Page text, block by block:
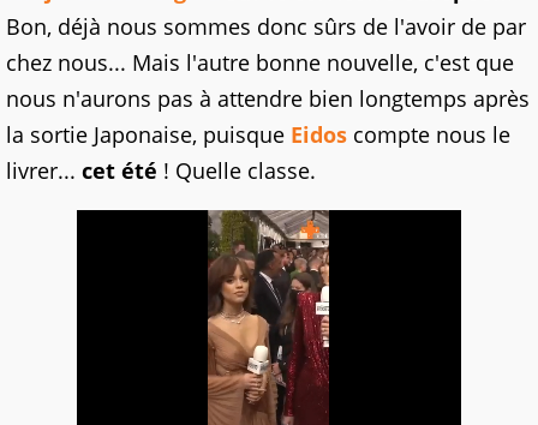
Bon, déjà nous sommes donc sûrs de l'avoir de par
chez nous... Mais l'autre bonne nouvelle, c'est que
nous n'aurons pas à attendre bien longtemps après
la sortie Japonaise, puisque Eidos compte nous le
livrer... cet été ! Quelle classe.